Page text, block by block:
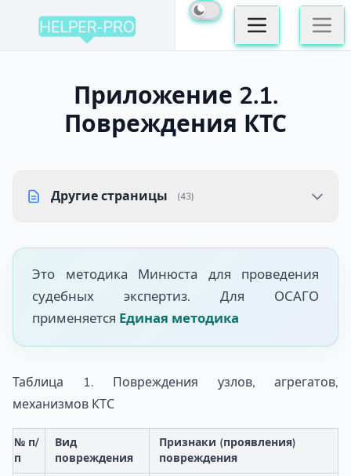
Приложение 2.1.
Повреждения КТС
Другие страницы (43)
Это методика Минюста для проведения
судебных экспертиз. Для ОСАГО
применяется Единая методика
Таблица 1. Повреждения узлов, агрегатов,
механизмов КТС
№ п/
п
Вид
повреждения
Признаки (проявления)
повреждения